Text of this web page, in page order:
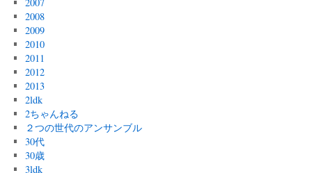
2008
2009
2010
2011
2012
2013
2ldk
2ちゃんねる
２つの世代のアンサンブル
30代
30歳
3ldk